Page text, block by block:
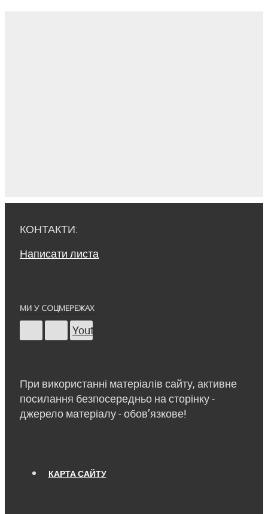
КОНТАКТИ:
Написати листа
МИ У СОЦМЕРЕЖАХ
Youtube
При використанні матеріалів сайту, активне
посилання безпосередньо на сторінку -
джерело матеріалу - обов’язкове!
КАРТА САЙТУ